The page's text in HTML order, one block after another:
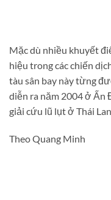
Mặc dù nhiều khuyết
hiệu trong các chiến
tàu sân bay này từng
diễn ra năm 2004 ở Ấn
giải cứu lũ lụt ở Thái
Theo Quang Minh